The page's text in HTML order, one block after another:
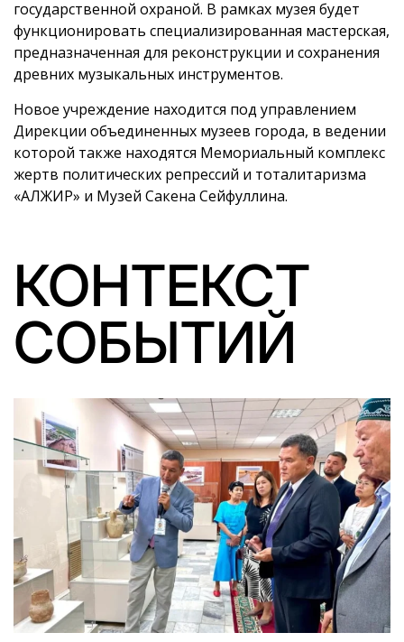
государственной охраной. В рамках музея будет
функционировать специализированная мастерская,
предназначенная для реконструкции и сохранения
древних музыкальных инструментов.
Новое учреждение находится под управлением
Дирекции объединенных музеев города, в ведении
которой также находятся Мемориальный комплекс
жертв политических репрессий и тоталитаризма
«АЛЖИР» и Музей Сакена Сейфуллина.
КОНТЕКСТ
СОБЫТИЙ